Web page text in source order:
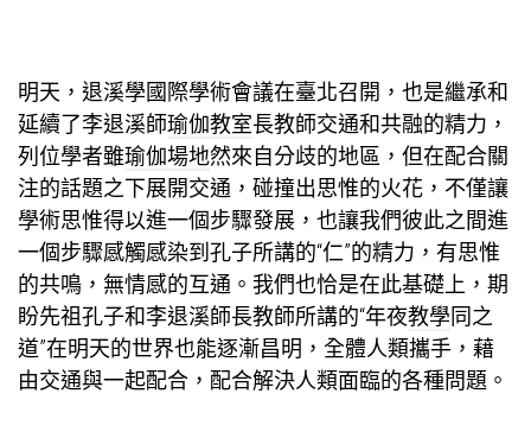
明天，退溪學國際學術會議在臺北召開，也是繼承和
延續了李退溪師瑜伽教室長教師交通和共融的精力，
列位學者雖瑜伽場地然來自分歧的地區，但在配合關
注的話題之下展開交通，碰撞出思惟的火花，不僅讓
學術思惟得以進一個步驟發展，也讓我們彼此之間進
一個步驟感觸感染到孔子所講的“仁”的精力，有思惟
的共鳴，無情感的互通。我們也恰是在此基礎上，期
盼先祖孔子和李退溪師長教師所講的“年夜教學同之
道”在明天的世界也能逐漸昌明，全體人類攜手，藉
由交通與一起配合，配合解決人類面臨的各種問題。